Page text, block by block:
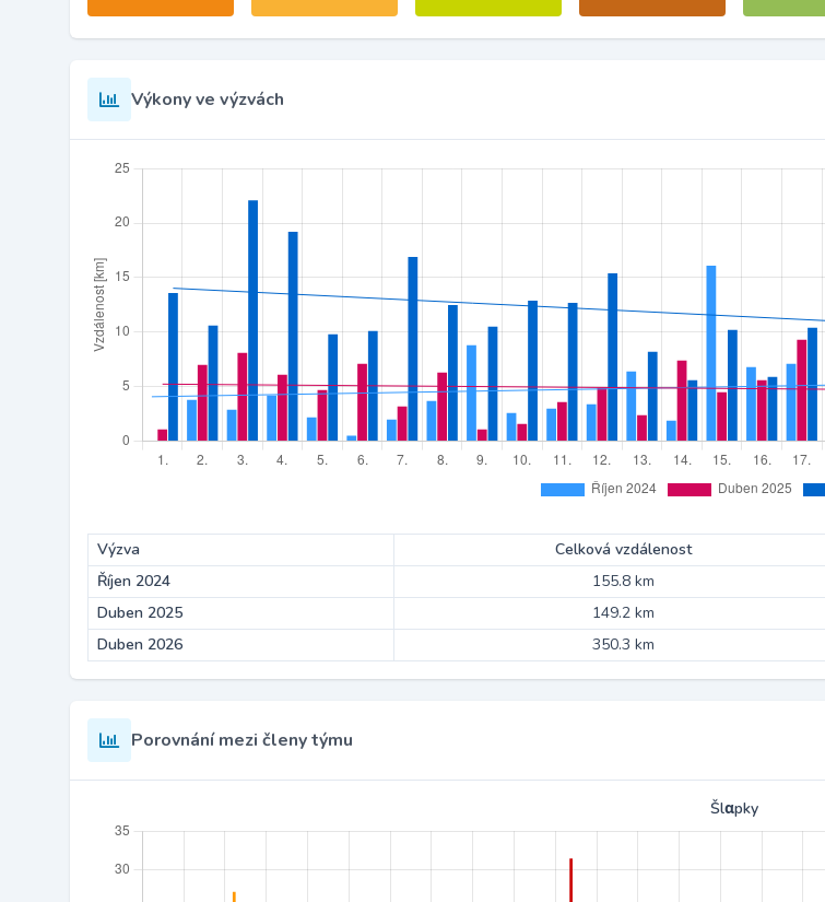
Výkony ve výzvách
Výzva Celková vzdálenost
Říjen 2024
155.8 km
Duben 2025 149.2 km
Duben 2026 350.3 km
Porovnání mezi členy týmu
Šlαpky